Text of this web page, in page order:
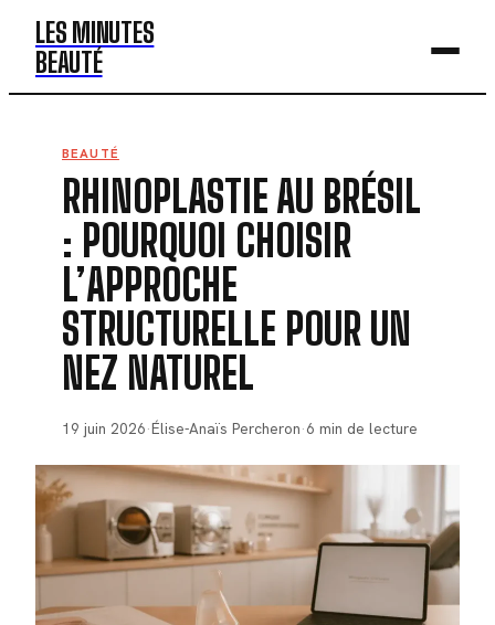
LES MINUTES
BEAUTÉ
MODE
SANTÉ
BIEN-ÊTRE
DÉV. PERSO
BEAUTÉ
RHINOPLASTIE AU BRÉSIL
: POURQUOI CHOISIR
L’APPROCHE
STRUCTURELLE POUR UN
NEZ NATUREL
19 juin 2026·Élise-Anaïs Percheron·6 min de lecture